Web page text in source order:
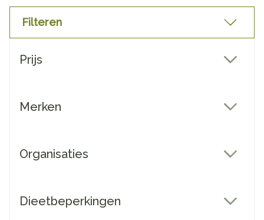
Filteren
Prijs
Merken
Organisaties
Dieetbeperkingen